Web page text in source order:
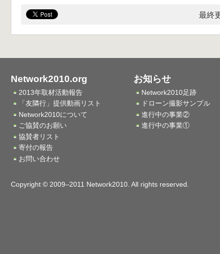
最終
Network2010.org
2013年取材活動報告
「友隣行」提供動画リスト
Network2010について
ご協賛のお願い
協賛者リスト
寄付の報告
お問い合わせ
お知らせ
Network2010足跡
ドローン撮影サンプル
進行中の事業②
進行中の事業①
Copyright © 2009–2011 Network2010. All rights reserved.